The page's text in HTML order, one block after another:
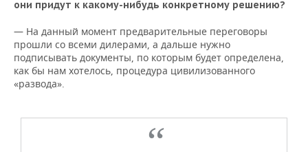
они придут к какому-нибудь конкретному решению?
— На данный момент предварительные переговоры
прошли со всеми дилерами, а дальше нужно
подписывать документы, по которым будет определена,
как бы нам хотелось, процедура цивилизованного
«развода».